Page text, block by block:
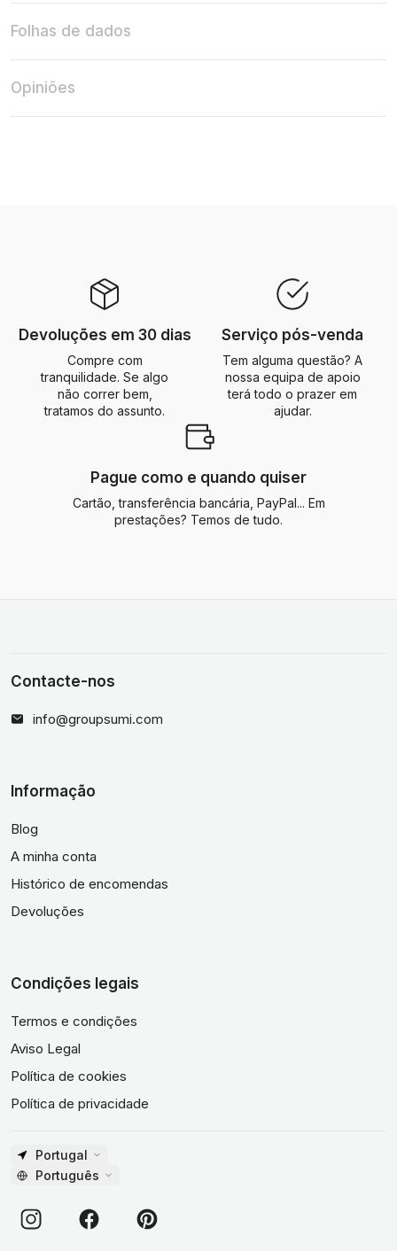
Folhas de dados
Opiniões
Devoluções em 30 dias
Compre com
tranquilidade. Se algo
não correr bem,
tratamos do assunto.
Serviço pós-venda
Tem alguma questão? A
nossa equipa de apoio
terá todo o prazer em
ajudar.
Pague como e quando quiser
Cartão, transferência bancária, PayPal... Em
prestações? Temos de tudo.
Contacte-nos
info@groupsumi.com
Informação
Blog
A minha conta
Histórico de encomendas
Devoluções
Condições legais
Termos e condições
Aviso Legal
Política de cookies
Política de privacidade
Portugal
Português